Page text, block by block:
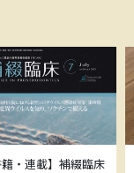
籍・連載】補綴臨床